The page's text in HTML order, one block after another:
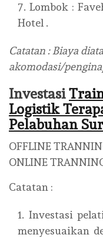
Lombok :
Hotel .
Catatan : Biaya
akomodasi/
Investasi
Logistik
Pelabuhan
OFFLINE
ONLINE
Catatan :
Investasi
menyesuaikan